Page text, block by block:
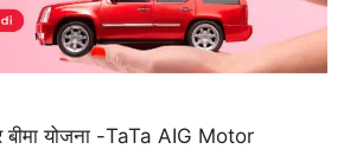
बीमा योजना -TaTa AIG Motor